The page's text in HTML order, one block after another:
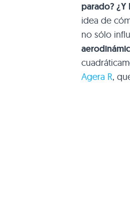
parado?
idea de
no sólo
Agera R,